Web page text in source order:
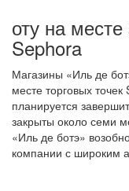
оту на
Sephora
Магазины «Иль де
месте торговых
планируется
закрыты около семи
«Иль де ботэ»
компании с широким